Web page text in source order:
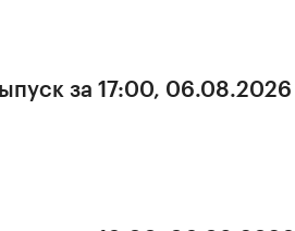
за 17:00, 06.08.2026